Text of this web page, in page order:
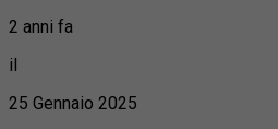
2 anni fa
il
25 Gennaio 2025